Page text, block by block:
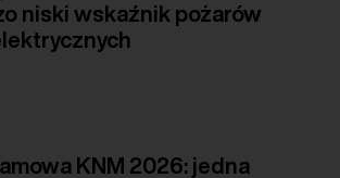
niski wskaźnik pożarów
KNM 2026: jedna